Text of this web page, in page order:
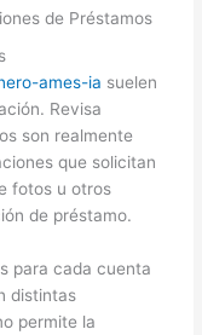
de Préstamos
ames-ia suelen
Revisa
son realmente
que solicitan
fotos u otros
de préstamo.
para cada cuenta
distintas
permite la